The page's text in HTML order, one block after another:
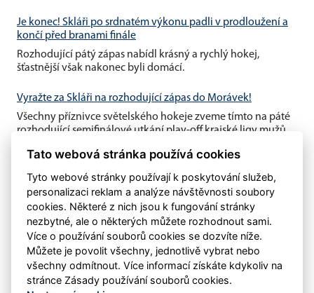
Je konec! Skláři po srdnatém výkonu padli v prodloužení a
končí před branami finále
Rozhodující pátý zápas nabídl krásný a rychlý hokej,
šťastnější však nakonec byli domácí.
Vyražte za Skláři na rozhodující zápas do Morávek!
Všechny příznivce světelského hokeje zveme tímto na páté
rozhodující semifinálové utkání play-off krajské ligy mužů,
Tato webová stránka používá cookies
Tyto webové stránky používají k poskytování služeb,
personalizaci reklam a analýze návštěvnosti soubory
cookies. Některé z nich jsou k fungování stránky
nezbytné, ale o některých můžete rozhodnout sami.
Více o používání souborů cookies se dozvíte níže.
Můžete je povolit všechny, jednotlivě vybrat nebo
všechny odmítnout. Více informací získáte kdykoliv na
stránce Zásady používání souborů cookies.